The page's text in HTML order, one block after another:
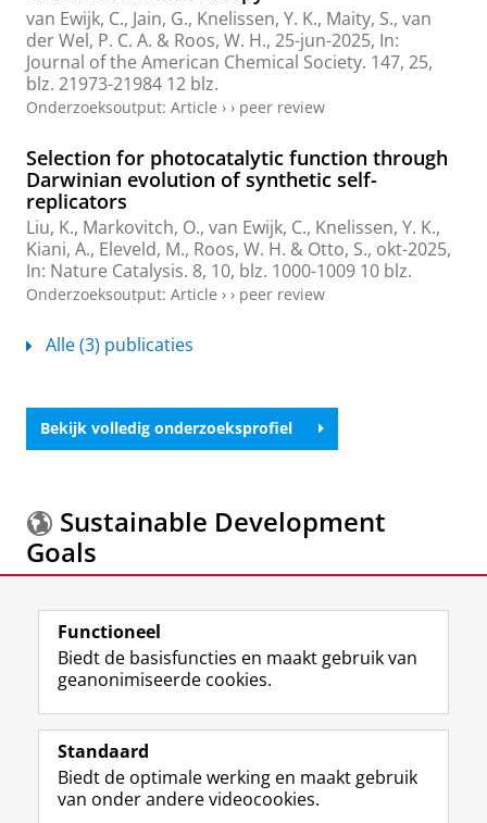
van Ewijk, C., Jain, G., Knelissen, Y. K., Maity, S., van
der Wel, P. C. A. & Roos, W. H., 25-jun-2025, In:
Journal of the American Chemical Society. 147, 25,
blz. 21973-21984 12 blz.
Onderzoeksoutput: Article › › peer review
Selection for photocatalytic function through
Darwinian evolution of synthetic self-
replicators
Liu, K., Markovitch, O., van Ewijk, C., Knelissen, Y. K.,
Kiani, A., Eleveld, M., Roos, W. H. & Otto, S., okt-2025,
In: Nature Catalysis. 8, 10, blz. 1000-1009 10 blz.
Onderzoeksoutput: Article › › peer review
Alle (3) publicaties
Bekijk volledig onderzoeksprofiel
Sustainable Development
Goals
Meer informatie over deSustainable Development
Goals.
Volg de RUG
F
a
e
b
L
i
k
e
R
S
-
f
I
n
t
Y
o
T
Studiekiezers
Functioneel
Biedt de basisfuncties en maakt gebruik van
geanonimiseerde cookies.
Standaard
Biedt de optimale werking en maakt gebruik
van onder andere videocookies.